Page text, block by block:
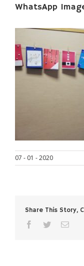
WhatsApp
07 - 01 - 2020
Share This Story,
facebooktwitterEmail